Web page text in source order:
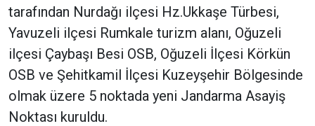
tarafından Nurdağı ilçesi Hz.Ukkaşe Türbesi,
Yavuzeli ilçesi Rumkale turizm alanı, Oğuzeli
ilçesi Çaybaşı Besi OSB, Oğuzeli İlçesi Körkün
OSB ve Şehitkamil İlçesi Kuzeyşehir Bölgesinde
olmak üzere 5 noktada yeni Jandarma Asayiş
Noktası kuruldu.